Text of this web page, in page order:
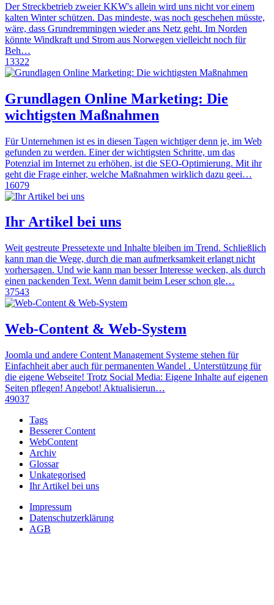
Der Streckbetrieb zweier KKW's allein wird uns nicht vor einem
kalten Winter schützen. Das mindeste, was noch geschehen müsste,
wäre, dass Grundremmingen wieder ans Netz geht. Im Norden
könnte Windkraft und Strom aus Norwegen vielleicht noch für
Beh…
13322
Grundlagen Online Marketing: Die
wichtigsten Maßnahmen
Für Unternehmen ist es in diesen Tagen wichtiger denn je, im Web
gefunden zu werden. Einer der wichtigsten Schritte, um das
Potenzial im Internet zu erhöhen, ist die SEO-Optimierung. Mit ihr
geht die Frage einher, welche Maßnahmen wirklich dazu geei…
16079
Ihr Artikel bei uns
Weit gestreute Pressetexte und Inhalte bleiben im Trend. Schließlich
kann man die Wege, durch die man aufmerksamkeit erlangt nicht
vorhersagen. Und wie kann man besser Interesse wecken, als durch
einen packenden Text. Wenn damit beim Leser schon gle…
37543
Web-Content & Web-System
Joomla und andere Content Management Systeme stehen für
Einfachheit aber auch für permanenten Wandel . Unterstützung für
die eigene Webseite! Trotz Social Media: Eigene Inhalte auf eigenen
Seiten pflegen! Angebot! Aktualisierun…
49037
Tags
Besserer Content
WebContent
Archiv
Glossar
Unkategorised
Ihr Artikel bei uns
Impressum
Datenschutzerklärung
AGB